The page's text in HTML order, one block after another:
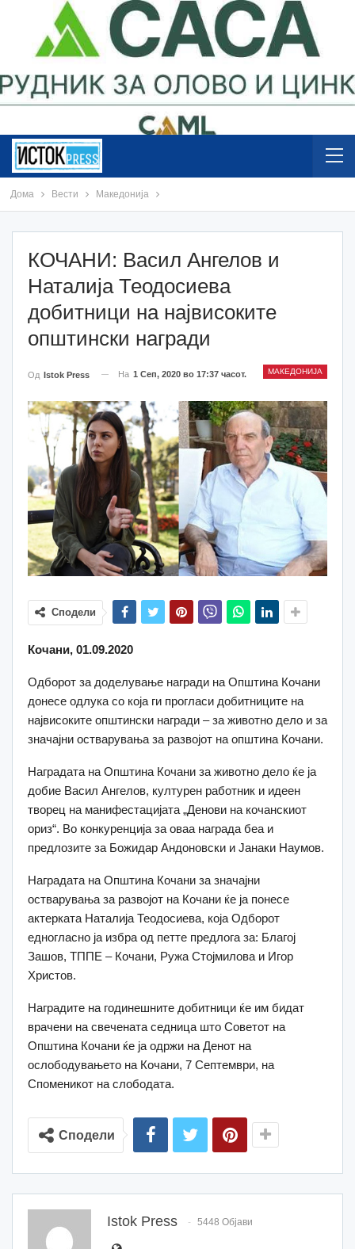
Дома Вести Македонија
КОЧАНИ: Васил Ангелов и
Наталија Теодосиева
добитници на највисоките
општински награди
МАКЕДОНИЈА
Од Istok Press На 1 Сеп, 2020 во 17:37 часот.
Сподели
Кочани, 01.09.2020
Одборот за доделување награди на Општина Кочани
донесе одлука со која ги прогласи добитниците на
највисоките општински награди – за животно дело и за
значајни остварувања за развојот на општина Кочани.
Наградата на Општина Кочани за животно дело ќе ја
добие Васил Ангелов, културен работник и идеен
творец на манифестацијата „Денови на кочанскиот
ориз“. Во конкуренција за оваа награда беа и
предлозите за Божидар Андоновски и Јанаки Наумов.
Наградата на Општина Кочани за значајни
остварувања за развојот на Кочани ќе ја понесе
актерката Наталија Теодосиева, која Одборот
едногласно ја избра од петте предлога за: Благој
Зашов, ТППЕ – Кочани, Ружа Стојмилова и Игор
Христов.
Наградите на годинешните добитници ќе им бидат
врачени на свечената седница што Советот на
Општина Кочани ќе ја одржи на Денот на
ослободувањето на Кочани, 7 Септември, на
Споменикот на слободата.
Сподели
Istok Press 5448 Објави